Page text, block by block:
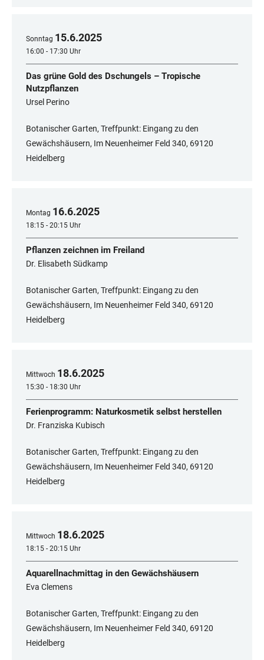
Sonntag 15.6.2025
16:00 - 17:30 Uhr
Das grüne Gold des Dschungels – Tropische
Nutzpflanzen
Ursel Perino
Botanischer Garten, Treffpunkt: Eingang zu den
Gewächshäusern, Im Neuenheimer Feld 340, 69120
Heidelberg
Montag 16.6.2025
18:15 - 20:15 Uhr
Pflanzen zeichnen im Freiland
Dr. Elisabeth Südkamp
Botanischer Garten, Treffpunkt: Eingang zu den
Gewächshäusern, Im Neuenheimer Feld 340, 69120
Heidelberg
Mittwoch 18.6.2025
15:30 - 18:30 Uhr
Ferienprogramm: Naturkosmetik selbst herstellen
Dr. Franziska Kubisch
Botanischer Garten, Treffpunkt: Eingang zu den
Gewächshäusern, Im Neuenheimer Feld 340, 69120
Heidelberg
Mittwoch 18.6.2025
18:15 - 20:15 Uhr
Aquarellnachmittag in den Gewächshäusern
Eva Clemens
Botanischer Garten, Treffpunkt: Eingang zu den
Gewächshäusern, Im Neuenheimer Feld 340, ​​​​​​​69120
Heidelberg